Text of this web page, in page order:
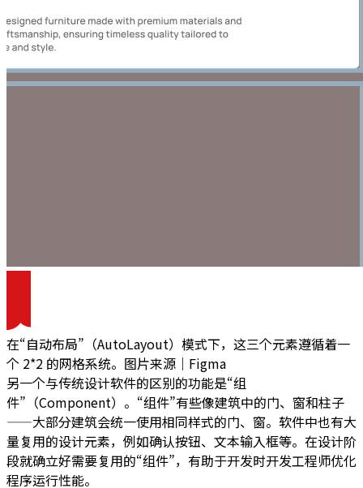
在“自动布局”（AutoLayout）模式下，这三个元素遵循着一
个 2*2 的网格系统。图片来源｜Figma
另一个与传统设计软件的区别的功能是“组
件”（Component）。“组件”有些像建筑中的门、窗和柱子
——大部分建筑会统一使用相同样式的门、窗。软件中也有大
量复用的设计元素，例如确认按钮、文本输入框等。在设计阶
段就确立好需要复用的“组件”，有助于开发时开发工程师优化
程序运行性能。